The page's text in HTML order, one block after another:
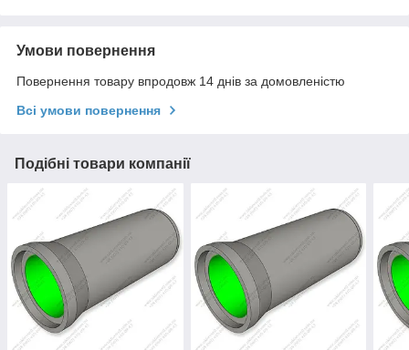
Умови повернення
Повернення товару впродовж 14 днів за домовленістю
Всі умови повернення
Подібні товари компанії